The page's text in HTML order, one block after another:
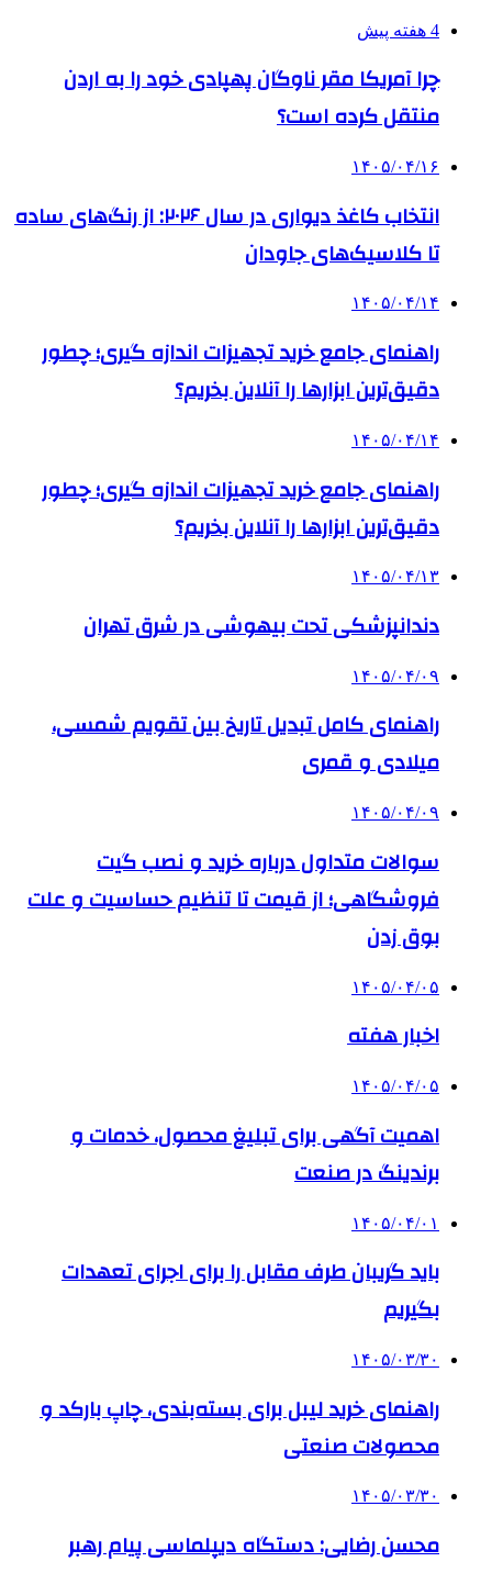
4 هفته پیش
چرا آمریکا مقر ناوگان پهپادی خود را به اردن
منتقل کرده است؟
۱۴۰۵/۰۴/۱۶
انتخاب کاغذ دیواری در سال ۲۰۲۶: از رنگ‌های ساده
تا کلاسیک‌های جاودان
۱۴۰۵/۰۴/۱۴
راهنمای جامع خرید تجهیزات اندازه گیری؛ چطور
دقیق‌ترین ابزارها را آنلاین بخریم؟
۱۴۰۵/۰۴/۱۴
راهنمای جامع خرید تجهیزات اندازه گیری؛ چطور
دقیق‌ترین ابزارها را آنلاین بخریم؟
۱۴۰۵/۰۴/۱۳
دندانپزشکی تحت بیهوشی در شرق تهران
۱۴۰۵/۰۴/۰۹
راهنمای کامل تبدیل تاریخ بین تقویم شمسی،
میلادی و قمری
۱۴۰۵/۰۴/۰۹
سوالات متداول درباره خرید و نصب گیت
فروشگاهی؛ از قیمت تا تنظیم حساسیت و علت
بوق زدن
۱۴۰۵/۰۴/۰۵
اخبار هفته
۱۴۰۵/۰۴/۰۵
اهمیت آگهی برای تبلیغ محصول، خدمات و
برندینگ در صنعت
۱۴۰۵/۰۴/۰۱
باید گریبان طرف مقابل را برای اجرای تعهدات
بگیریم
۱۴۰۵/۰۳/۳۰
راهنمای خرید لیبل برای بسته‌بندی، چاپ بارکد و
محصولات صنعتی
۱۴۰۵/۰۳/۳۰
محسن رضایی: دستگاه دیپلماسی پیام رهبر